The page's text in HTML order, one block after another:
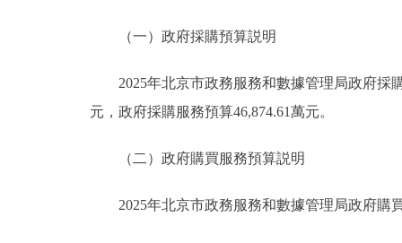
（一）政府採購預算説明
2025年北京市政務服務和數據管理局政府採購
元，政府採購服務預算46,874.61萬元。
（二）政府購買服務預算説明
2025年北京市政務服務和數據管理局政府購買